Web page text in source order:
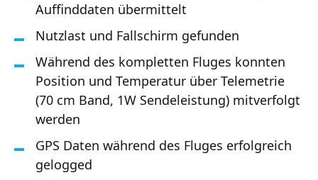
Auffinddaten übermittelt
Nutzlast und Fallschirm gefunden
Während des kompletten Fluges konnten
Position und Temperatur über Telemetrie
(70 cm Band, 1W Sendeleistung) mitverfolgt
werden
GPS Daten während des Fluges erfolgreich
gelogged